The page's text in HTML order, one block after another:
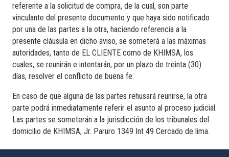
referente a la solicitud de compra, de la cual, son parte
vinculante del presente documento y que haya sido notificado
por una de las partes a la otra, haciendo referencia a la
presente cláusula en dicho aviso, se someterá a las máximas
autoridades, tanto de EL CLIENTE como de KHIMSA, los
cuales, se reunirán e intentarán, por un plazo de treinta (30)
días, resolver el conflicto de buena fe.
En caso de que alguna de las partes rehusará reunirse, la otra
parte podrá inmediatamente referir el asunto al proceso judicial.
Las partes se someterán a la jurisdicción de los tribunales del
domicilio de KHIMSA, Jr. Paruro 1349 Int 49 Cercado de lima.